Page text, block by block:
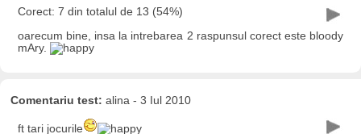
Corect: 7 din totalul de 13 (54%)
oarecum bine, insa la intrebarea 2 raspunsul corect este bloody
mAry.
Comentariu test: alina - 3 Iul 2010
ft tari jocurile